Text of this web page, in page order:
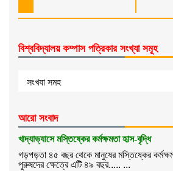
বিশ্ববিদ্যালয় কম্পাস পত্রিকার সংখ্যা সমূহ
আরো সংবাদ
খাদ্যাভ্যাসে মস্তিষ্কের কর্মক্ষমতা হৃাস-বৃদ্ধি
গড়পড়তা ৪৫ বছর থেকে মানুষের মস্তিষ্কের
পুরুষদের ক্ষেত্রে এটি ৪৯ বছর..... ...